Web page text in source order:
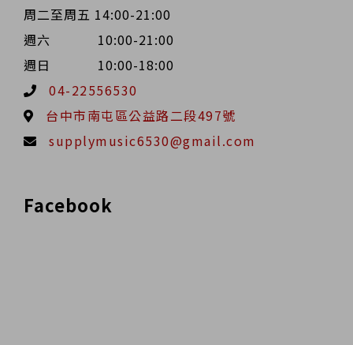
周二至周五 14:00-21:00
週六 10:00-21:00
週日 10:00-18:00
04-22556530
台中市南屯區公益路二段497號
supplymusic6530@gmail.com
Facebook